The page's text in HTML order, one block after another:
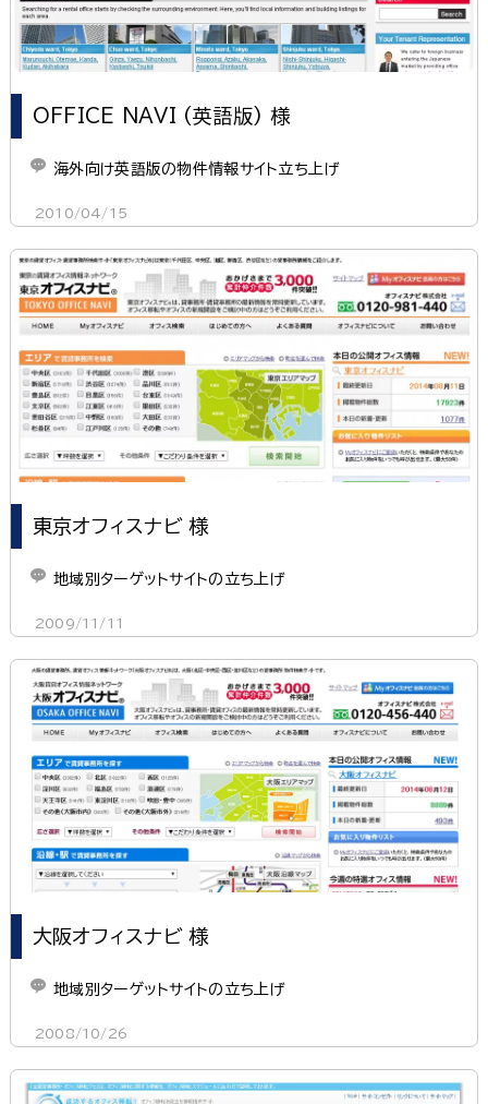
OFFICE NAVI (英語版) 様
海外向け英語版の物件情報サイト立ち上げ
2010/04/15
東京オフィスナビ 様
地域別ターゲットサイトの立ち上げ
2009/11/11
大阪オフィスナビ 様
地域別ターゲットサイトの立ち上げ
2008/10/26